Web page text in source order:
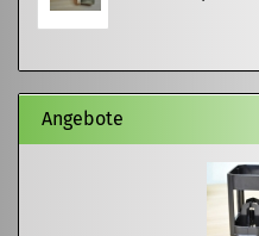
Angebote